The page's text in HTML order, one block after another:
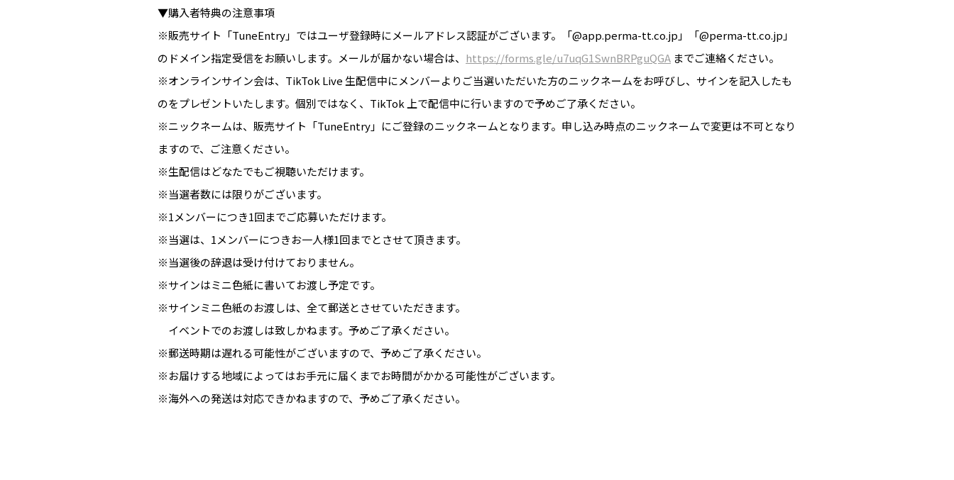
▼購入者特典の注意事項
※販売サイト「TuneEntry」ではユーザ登録時にメールアドレス認証がございます。「@app.perma-tt.co.jp」「@perma-tt.co.jp」
のドメイン指定受信をお願いします。メールが届かない場合は、 https://forms.gle/u7uqG1SwnBRPguQGA までご連絡ください。
※オンラインサイン会は、TikTok Live 生配信中にメンバーよりご当選いただいた方のニックネームをお呼びし、サインを記入したも
のをプレゼントいたします。個別ではなく、TikTok 上で配信中に行いますので予めご了承ください。
※ニックネームは、販売サイト「TuneEntry」にご登録のニックネームとなります。申し込み時点のニックネームで変更は不可となり
ますので、ご注意ください。
※生配信はどなたでもご視聴いただけます。
※当選者数には限りがございます。
※1メンバーにつき1回までご応募いただけます。
※当選は、1メンバーにつきお一人様1回までとさせて頂きます。
※当選後の辞退は受け付けておりません。
※サインはミニ色紙に書いてお渡し予定です。
※サインミニ色紙のお渡しは、全て郵送とさせていただきます。
イベントでのお渡しは致しかねます。予めご了承ください。
※郵送時期は遅れる可能性がございますので、予めご了承ください。
※お届けする地域によってはお手元に届くまでお時間がかかる可能性がございます。
※海外への発送は対応できかねますので、予めご了承ください。